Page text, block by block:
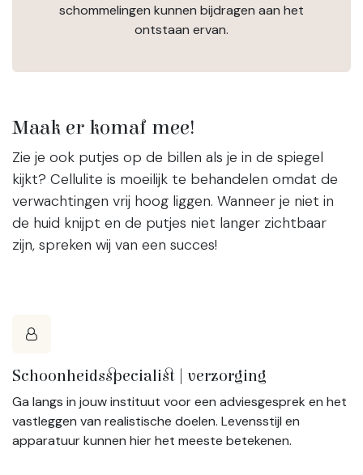
schommelingen kunnen bijdragen aan het
ontstaan ervan.
Maak er komaf mee!
Zie je ook putjes op de billen als je in de spiegel
kijkt? Cellulite is moeilijk te behandelen omdat de
verwachtingen vrij hoog liggen. Wanneer je niet in
de huid knijpt en de putjes niet langer zichtbaar
zijn, spreken wij van een succes!
Schoonheidsspecialist | verzorging
Ga langs in jouw instituut voor een adviesgesprek en het
vastleggen van realistische doelen. Levensstijl en
apparatuur kunnen hier het meeste betekenen.